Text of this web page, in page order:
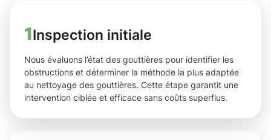
1Inspection initiale
Nous évaluons l’état des gouttières pour identifier les
obstructions et déterminer la méthode la plus adaptée
au nettoyage des gouttières. Cette étape garantit une
intervention ciblée et efficace sans coûts superflus.